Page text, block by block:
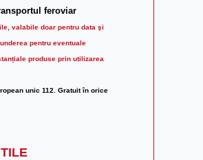
feroviar
valabile doar pentru data şi
pentru eventuale
produse prin utilizarea
unic 112. Gratuit în orice